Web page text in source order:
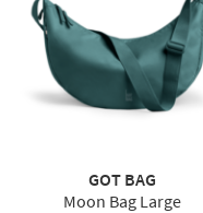
GOT BAG
Moon Bag Large